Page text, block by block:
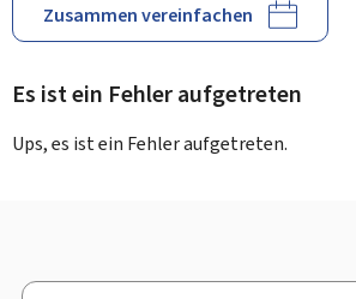
Zusammen vereinfachen
Es ist ein Fehler aufgetreten
Ups, es ist ein Fehler aufgetreten.